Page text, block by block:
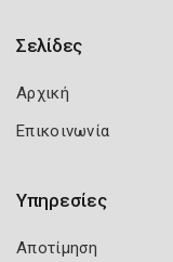
Σελίδες
Αρχική
Επικοινωνία
Υπηρεσίες
Αποτίμηση